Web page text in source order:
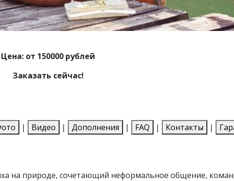
Цена: от 150000 рублей
Заказать сейчас!
| Видео | Дополнения | FAQ | Контакты |
на природе, сочетающий неформальное общение,